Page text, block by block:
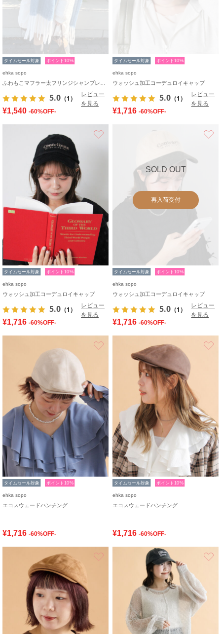
タイムセール対象 ポイント10%
ehka sopo
5.0 （1）
レビュー
を見る
¥1,540 -60%OFF-
タイムセール対象 ポイント10%
ehka sopo
ウォッシュ加工コーデュロイキャップ
5.0 （1）
レビュー
を見る
¥1,716 -60%OFF-
タイムセール対象 ポイント10%
ehka sopo
ウォッシュ加工コーデュロイキャップ
5.0 （1）
レビュー
を見る
¥1,716 -60%OFF-
SOLD OUT
再入荷受付
タイムセール対象 ポイント10%
ehka sopo
ウォッシュ加工コーデュロイキャップ
5.0 （1）
レビュー
を見る
¥1,716 -60%OFF-
タイムセール対象 ポイント10%
ehka sopo
エコスウェードハンチング
¥1,716 -60%OFF-
タイムセール対象 ポイント10%
ehka sopo
エコスウェードハンチング
¥1,716 -60%OFF-